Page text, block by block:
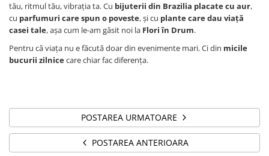
tău, ritmul tău, vibrația ta. Cu bijuterii din Brazilia placate cu aur,
cu parfumuri care spun o poveste, și cu plante care dau viață
casei tale, așa cum le-am găsit noi la Flori în Drum.
Pentru că viața nu e făcută doar din evenimente mari. Ci din micile
bucurii zilnicecare chiar fac diferența.
POSTAREA URMATOARE
POSTAREA ANTERIOARA